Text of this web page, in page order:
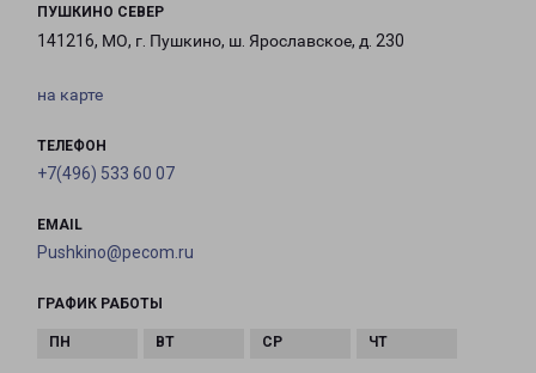
ПУШКИНО СЕВЕР
141216, МО, г. Пушкино, ш. Ярославское, д. 230
на карте
ТЕЛЕФОН
+7(496) 533 60 07
EMAIL
Pushkino@pecom.ru
ГРАФИК РАБОТЫ